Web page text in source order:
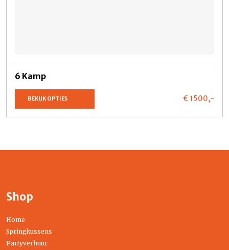
6 Kamp
BEKIJK OPTIES € 1500,-
Shop
Home
Springkussens
Partyverhuur